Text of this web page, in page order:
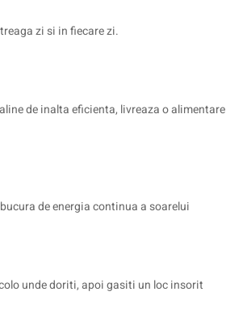
zi si in fiecare zi.
de inalta eficienta, livreaza o alimentare
de energia continua a soarelui
unde doriti, apoi gasiti un loc insorit